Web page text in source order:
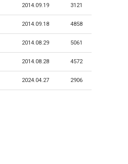
2014.09.19 3121
2014.09.18 4858
2014.08.29 5061
2014.08.28 4572
2024.04.27 2906
11.21
11.21
11.21
09.17
이 있나요?
니다.